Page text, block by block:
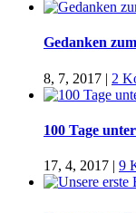
Gedanken
8, 7, 2017 | 2
100 Tage
17, 4, 2017 | 9